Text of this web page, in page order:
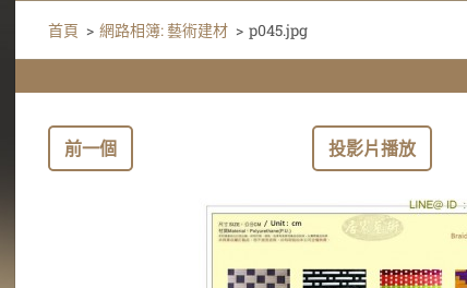
首頁 > 網路相簿: 藝術建材 > p045.jpg
前一個 投影片播放